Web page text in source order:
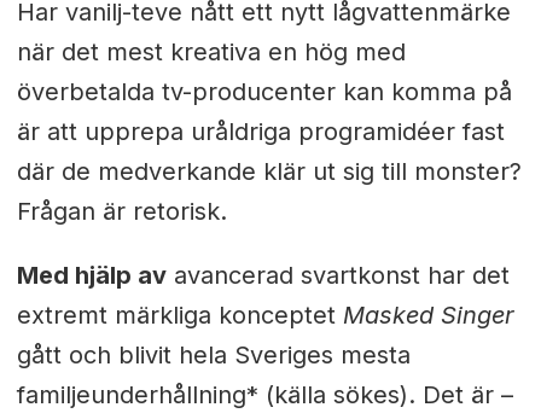
Har vanilj-teve nått ett nytt lågvattenmärke
när det mest kreativa en hög med
överbetalda tv-producenter kan komma på
är att upprepa uråldriga programidéer fast
där de medverkande klär ut sig till monster?
Frågan är retorisk.
Med hjälp avavancerad svartkonst har det
extremt märkliga konceptet Masked Singer
gått och blivit hela Sveriges mesta
familjeunderhållning* (källa sökes). Det är –